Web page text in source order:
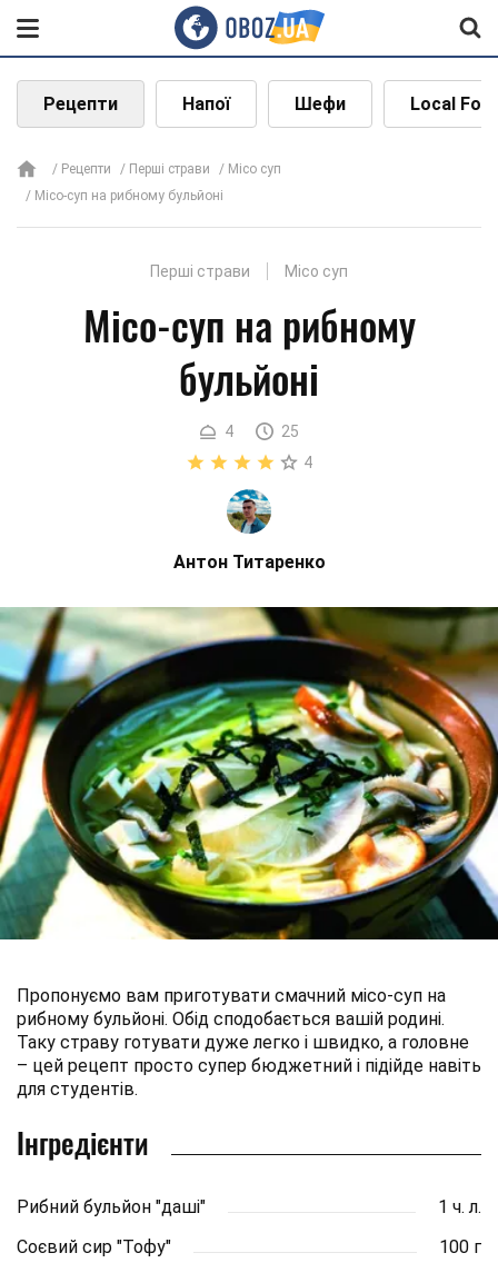
Рецепти Напої Шефи Local
Рецепти Перші страви
Місо суп
Місо-суп на рибному бульйоні
Перші страви Місо суп
Місо-суп на рибному
бульйоні
4
25
4
Антон Титаренко
Пропонуємо вам приготувати смачний місо-суп на
рибному бульйоні. Обід сподобається вашій родині.
Таку страву готувати дуже легко і швидко, а головне
– цей рецепт просто супер бюджетний і підійде навіть
для студентів.
Інгредієнти
Рибний бульйон "даші"
1 ч. л.
Соєвий сир "Тофу"
100 г